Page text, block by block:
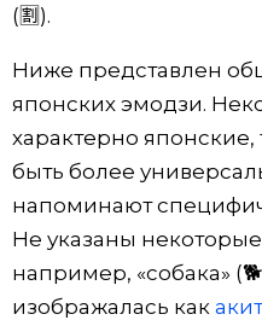
(🈹).
Ниже представлен
японских эмодзи.
характерно японские,
быть более
напоминают
Не указаны
например, «собака»
изображалась как